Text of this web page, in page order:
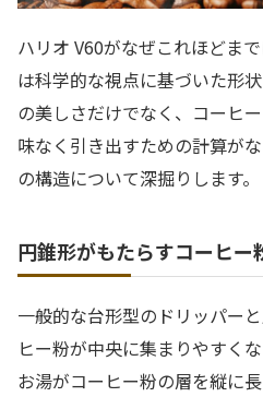
ハリオ V60がなぜこれほどま
は科学的な視点に基づいた形
の美しさだけでなく、コーヒ
味なく引き出すための計算が
の構造について深掘りします。
円錐形がもたらすコーヒー
一般的な台形型のドリッパー
ヒー粉が中央に集まりやすく
お湯がコーヒー粉の層を縦に